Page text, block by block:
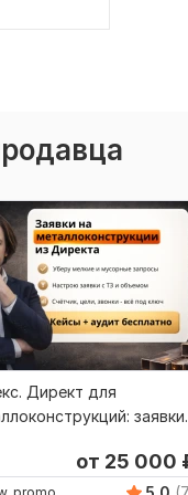
Директ для
заявки
от 25 000